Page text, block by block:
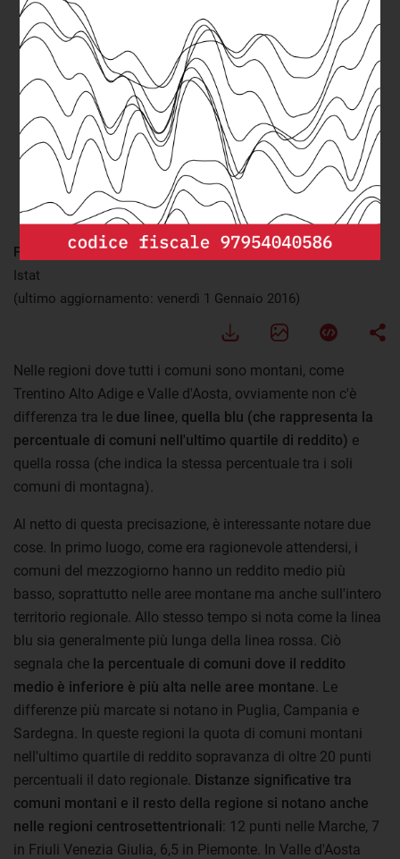
FONTE:
elaborazione openpolis - Con i bambini su dati Mef e
Istat
(ultimo aggiornamento: venerdì 1 Gennaio 2016)
Nelle regioni dove tutti i comuni sono montani, come
Trentino Alto Adige e Valle d'Aosta, ovviamente non c'è
differenza tra le due linee, quella blu (che rappresenta la
percentuale di comuni nell'ultimo quartile di reddito) e
quella rossa (che indica la stessa percentuale tra i soli
comuni di montagna).
Al netto di questa precisazione, è interessante notare due
cose. In primo luogo, come era ragionevole attendersi, i
comuni del mezzogiorno hanno un reddito medio più
basso, soprattutto nelle aree montane ma anche sull'intero
territorio regionale. Allo stesso tempo si nota come la linea
blu sia generalmente più lunga della linea rossa. Ciò
segnala che la percentuale di comuni dove il reddito
medio è inferiore è più alta nelle aree montane . Le
differenze più marcate si notano in Puglia, Campania e
Sardegna. In queste regioni la quota di comuni montani
nell'ultimo quartile di reddito sopravanza di oltre 20 punti
percentuali il dato regionale. Distanze significative tra
comuni montani e il resto della regione si notano anche
nelle regioni centrosettentrionali: 12 punti nelle Marche, 7
in Friuli Venezia Giulia, 6,5 in Piemonte. In Valle d'Aosta